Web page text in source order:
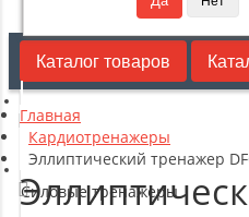
Каталог товаров
Кардиотренажеры
Силовые тренажеры
Главная
Кардиотренажеры
Эллиптический тренажер